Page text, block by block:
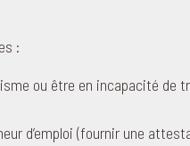
:
ou être en incapacité de
d’emploi (fournir une